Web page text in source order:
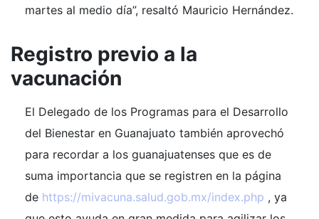
martes al medio día”, resaltó Mauricio Hernández.
Registro previo a la
vacunación
El Delegado de los Programas para el Desarrollo
del Bienestar en Guanajuato también aprovechó
para recordar a los guanajuatenses que es de
suma importancia que se registren en la página
de https://mivacuna.salud.gob.mx/index.php , ya